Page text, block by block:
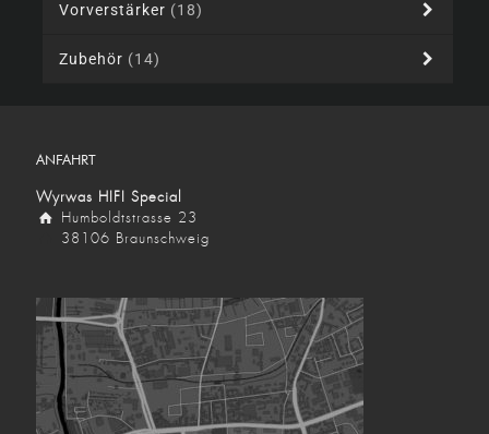
Vorverstärker (18)
Zubehör (14)
ANFAHRT
Wyrwas HIFI Special
Humboldtstrasse 23
38106 Braunschweig